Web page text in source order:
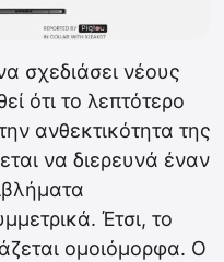
σχεδιάσει νέους
ότι το λεπτότερο
ανθεκτικότητα της
να διερευνά έναν
Έτσι, το
ομοιόμορφα. Ο